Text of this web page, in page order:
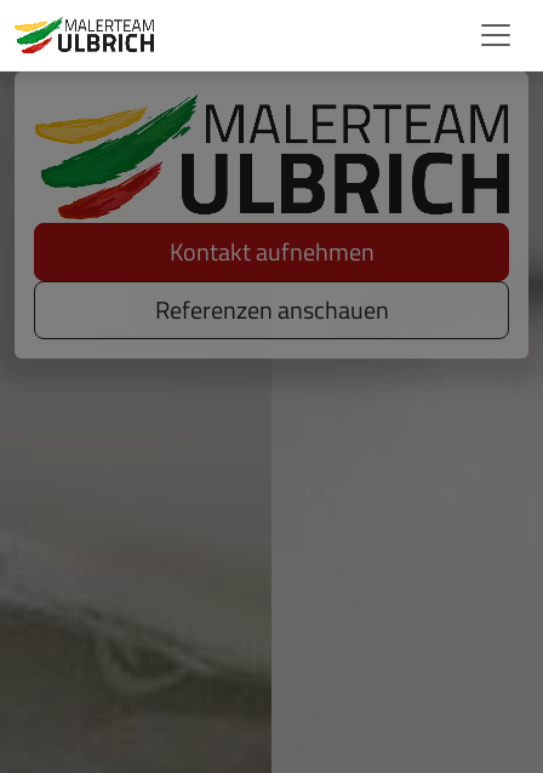
Kontakt aufnehmen
Referenzen anschauen